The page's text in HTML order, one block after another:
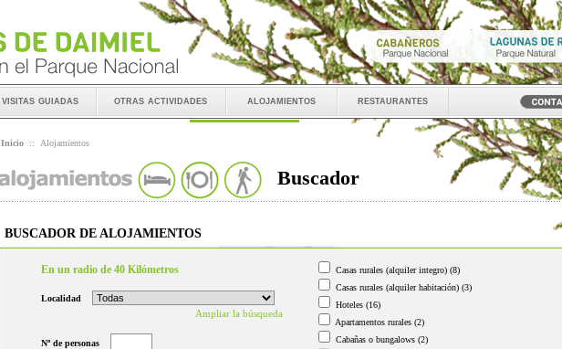
visitas guiadas otras actividades alojamientos restaurantes
Inicio :: Alojamientos
Buscador
BUSCADOR DE ALOJAMIENTOS
En un radio de 40 Kilómetros
Localidad
Ampliar la búsqueda
Nº de personas
Casas rurales (alquiler integro) (8)
Casas rurales (alquiler habitación) (3)
Hoteles (16)
Apartamentos rurales (2)
Cabañas o bungalows (2)